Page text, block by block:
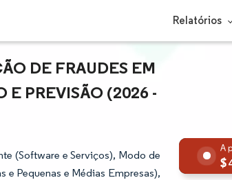
Relatórios
DE FRAUDES EM
E PREVISÃO (2026 -
(Software e Serviços), Modo de
e Pequenas e Médias Empresas),